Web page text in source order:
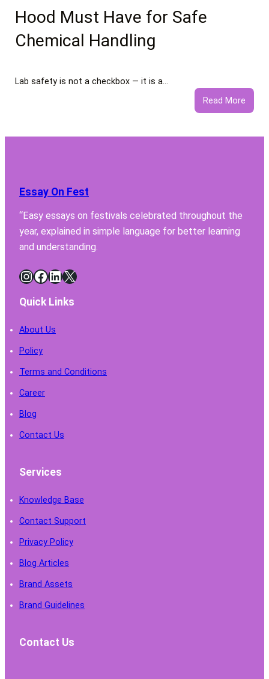
Hood Must Have for Safe
Chemical Handling
Lab safety is not a checkbox — it is a…
Read More:
5
Your
Essay On Fest
“Easy essays on festivals celebrated throughout the
year, explained in simple language for better learning
and understanding.
InstagramFacebook LinkedIn X
Quick Links
About Us
Policy
Terms and Conditions
Career
Blog
Contact Us
Services
Knowledge Base
Contact Support
Privacy Policy
Blog Articles
Brand Assets
Brand Guidelines
Contact Us